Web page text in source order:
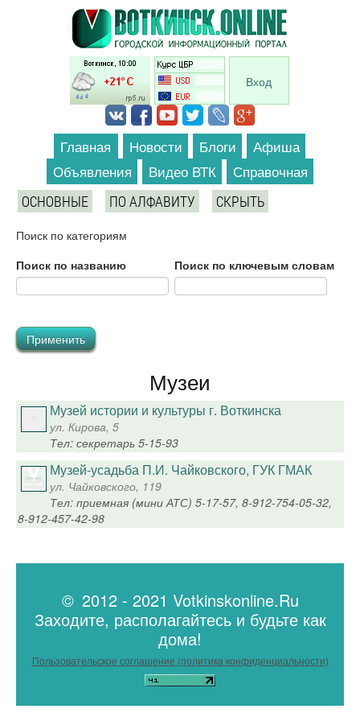
Перейти к основному содержанию
Вход
Главная Новости Блоги
Афиша
Объявления
Видео ВТК Справочная
ОСНОВНЫЕ ПО АЛФАВИТУ СКРЫТЬ
Поиск по категориям
Поиск по названию
Поиск по ключевым словам
Музеи
Музей истории и культуры г. Воткинска
ул. Кирова, 5
Тел: секретарь 5-15-93
Музей-усадьба П.И. Чайковского, ГУК ГМАК
ул. Чайковского, 119
Тел: приемная (мини АТС) 5-17-57, 8-912-754-05-32,
8-912-457-42-98
© 2012 - 2021 Votkinskonline.Ru
Заходите, располагайтесь и будьте как
дома!
Пользовательское соглашение (политика конфиденциальности)